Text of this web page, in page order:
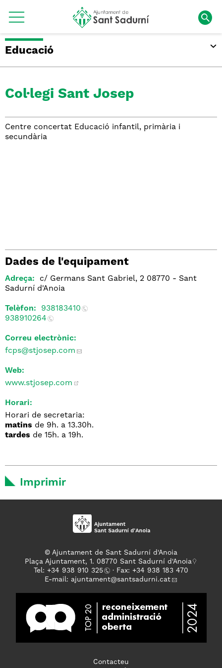
Educació
Col·legi Sant Josep
Centre concertat Educació infantil, primària i
secundària
Dades de l'equipament
Adreça:
c/ Germans Sant Gabriel, 2 08770 - Sant
Sadurní d'Anoia
Telèfon:
938183410
938910264
Correu electrònic:
fcps@stjosep.com
Web:
www.stjosep.com
Horari:
Horari de secretaria:
matins de 9h. a 13.30h.
tardes de 15h. a 19h.
Imprimir
© Ajuntament de Sant Sadurní d'Anoia
Plaça Ajuntament, 1. 08770 Sant Sadurní d'Anoia
Tel: +34 938 910 325
· Fax: +34 938 183 470
E-mail: ajuntament@santsadurni.cat
Contacteu